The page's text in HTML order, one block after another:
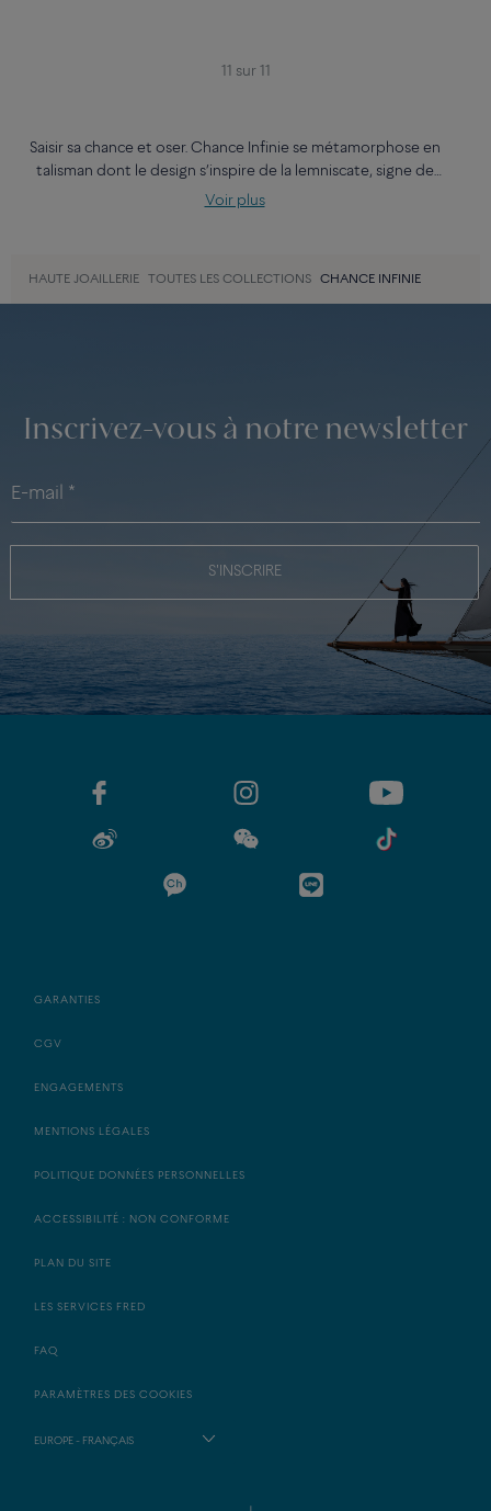
11 sur 11
Saisir sa chance et oser. Chance Infinie se métamorphose en
talisman dont le design s’inspire de la lemniscate, signe de
l’infini et de l’éternité. Sans début ni fin, le motif dessine la
Voir plus
HAUTE JOAILLERIE TOUTES LES COLLECTIONS CHANCE INFINIE
Inscrivez-vous à notre newsletter
S'INSCRIRE
GARANTIES
CGV
ENGAGEMENTS
MENTIONS LÉGALES
POLITIQUE DONNÉES PERSONNELLES
ACCESSIBILITÉ : NON CONFORME
PLAN DU SITE
LES SERVICES FRED
FAQ
PARAMÈTRES DES COOKIES
EUROPE - FRANÇAIS